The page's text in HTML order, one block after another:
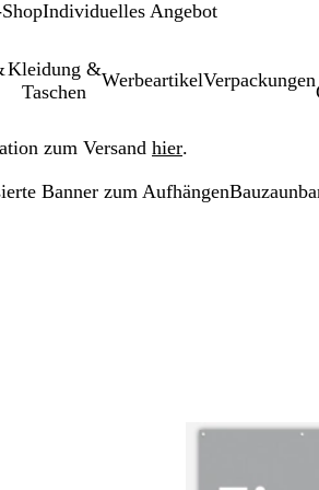
Individuelles Angebot
Kleidung &
Taschen
WerbeartikelVerpackungen
zum Versand hier.
Banner zum Aufhängen